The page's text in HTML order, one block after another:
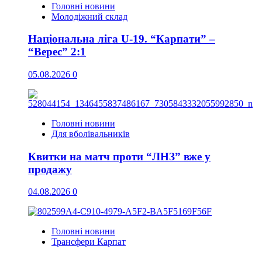
Головні новини
Молодіжний склад
Національна ліга U-19. “Карпати” –
“Верес” 2:1
05.08.2026 0
Головні новини
Для вболівальників
Квитки на матч проти “ЛНЗ” вже у
продажу
04.08.2026 0
Головні новини
Трансфери Карпат